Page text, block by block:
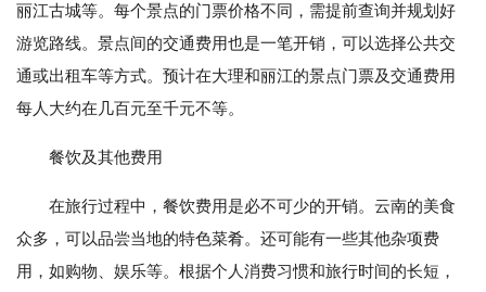
丽江古城等。每个景点的门票价格不同，需提前查询并规划好
游览路线。景点间的交通费用也是一笔开销，可以选择公共交
通或出租车等方式。预计在大理和丽江的景点门票及交通费用
每人大约在几百元至千元不等。
餐饮及其他费用
在旅行过程中，餐饮费用是必不可少的开销。云南的美食
众多，可以品尝当地的特色菜肴。还可能有一些其他杂项费
用，如购物、娱乐等。根据个人消费习惯和旅行时间的长短，